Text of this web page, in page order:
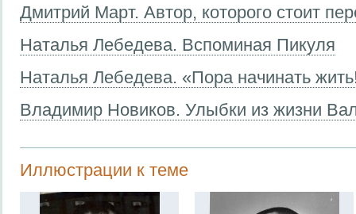
Дмитрий Март. Автор, которого стоит
Наталья Лебедева. Вспоминая Пикуля
Наталья Лебедева. «Пора начинать
Владимир Новиков. Улыбки из жизни
Иллюстрации к теме